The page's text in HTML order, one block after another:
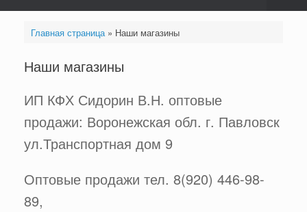
Главная страница» Наши магазины
Наши магазины
ИП КФХ Сидорин В.Н. оптовые
продажи: Воронежская обл. г. Павловск
ул.Транспортная дом 9
Оптовые продажи тел. 8(920) 446-98-
89,